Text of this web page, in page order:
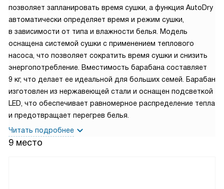
позволяет запланировать время сушки, а функция AutoDry
автоматически определяет время и режим сушки,
в зависимости от типа и влажности белья. Модель
оснащена системой сушки с применением теплового
насоса, что позволяет сократить время сушки и снизить
энергопотребление. Вместимость барабана составляет
9 кг, что делает ее идеальной для больших семей. Барабан
изготовлен из нержавеющей стали и оснащен подсветкой
LED, что обеспечивает равномерное распределение тепла
и предотвращает перегрев белья.
Читать подробнее
9 место